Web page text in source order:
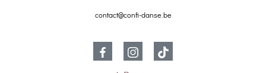
contact@confi-danse.be